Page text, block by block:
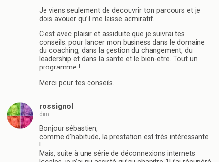
Je viens seulement de decouvrir ton parcours et je
dois avouer qu’il me laisse admiratif.
C’est avec plaisir et assiduite que je suivrai tes
conseils. pour lancer mon business dans le domaine
du coaching, dans la gestion du changement, du
leadership et dans la sante et le bien-etre. Tout un
programme !
Merci pour tes conseils.
rossignol
dim
Bonjour sébastien,
comme d’habitude, la prestation est très intéressante
!
Mais, suite à une série de déconnexions internets